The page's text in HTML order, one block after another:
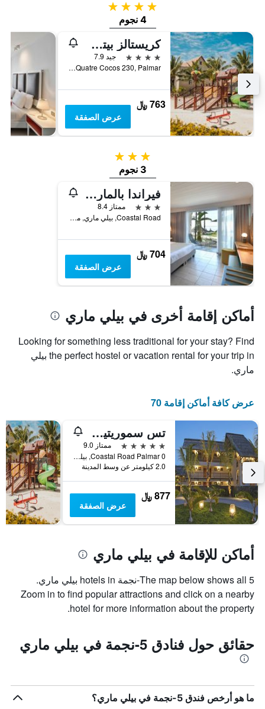
4 نجوم
4 نجوم
كريستالز بيتش ريزورت بيلي مار، آيه ميمبر أوف راديسون إنديفيوالز
4 نجوم
جيد 7.9
Coastal Road, Quatre Cocos 230, Palmar, بيلي ماري, موريشيوس
763 ﷼
عرض الصفقة
3 نجوم
3 نجوم
فيراندا بالمار بيتش هوتل - شامل جميع الخدمات
3 نجوم
ممتاز 8.4
Coastal Road, بيلي ماري, موريشيوس
704 ﷼
عرض الصفقة
أماكن إقامة أخرى في بيلي ماري
Looking for something less traditional for your stay? Find
the perfect hostel or vacation rental for your trip in بيلي
ماري.
عرض كافة أماكن إقامة 70
تس سموريتيوس - شامامل جميع الخدمات
5 نجوم
ممتاز 9.0
Coastal Road Palmar 0, بيلي ماري, موريشيوس
2.0 كيلومتر عن وسط المدينة
877 ﷼
عرض الصفقة
أماكن للإقامة في بيلي ماري
The map below shows all 5-نجمة hotels in بيلي ماري.
Zoom in to find popular attractions and click on a nearby
hotel for more information about the property.
حقائق حول فنادق 5-نجمة في بيلي ماري
ما هو أرخص فندق 5-نجمة في بيلي ماري؟